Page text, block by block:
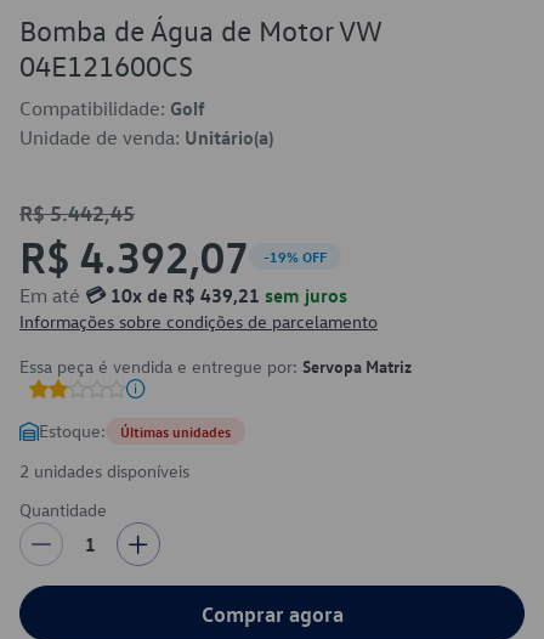
Bomba de Água de Motor VW
04E121600CS
Compatibilidade: Golf
Unidade de venda: Unitário(a)
R$ 5.442,45
R$ 4.392,07 -19% OFF
Em até 💳 10x de R$ 439,21 sem juros
Informações sobre condições de parcelamento
Essa peça é vendida e entregue por: Servopa Matriz
Estoque: Últimas unidades
2 unidades disponíveis
Quantidade
1
Comprar agora